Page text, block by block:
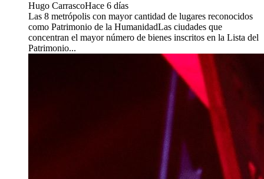
Hugo CarrascoHace 6 días
Las 8 metrópolis con mayor cantidad de lugares reconocidos
como Patrimonio de la HumanidadLas ciudades que
concentran el mayor número de bienes inscritos en la Lista del
Patrimonio...